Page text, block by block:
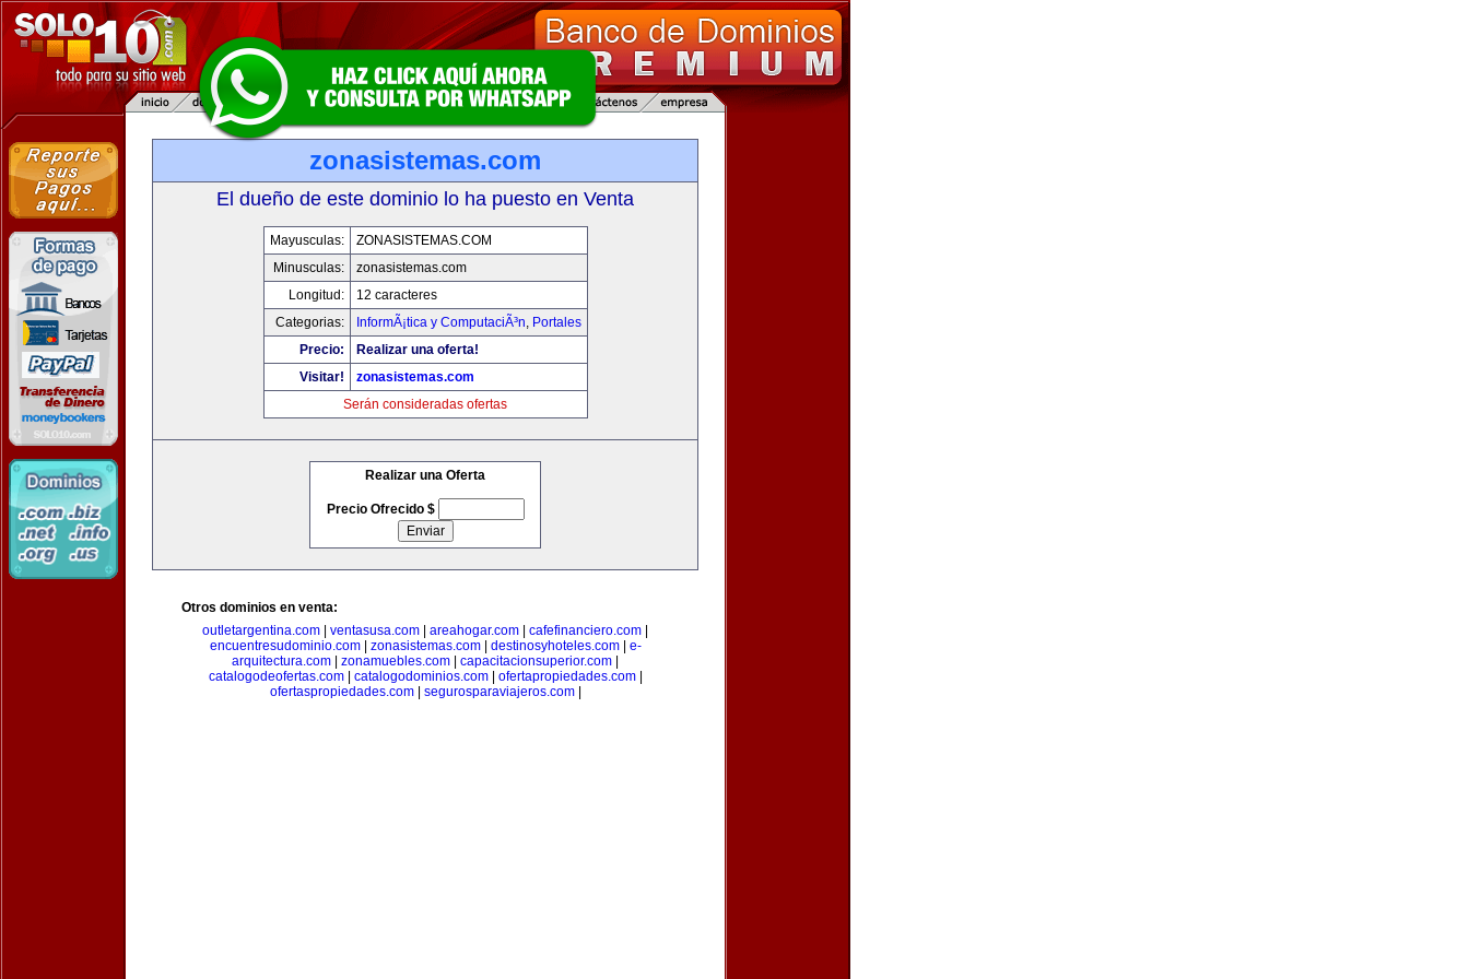
zonasistemas.com
El dueño de este dominio lo ha puesto en Venta
Mayusculas:
ZONASISTEMAS.COM
Minusculas:
zonasistemas.com
Longitud:
12 caracteres
Categorias:
InformÃ¡tica y ComputaciÃ³n, Portales
Precio:
Realizar una oferta!
Visitar!
zonasistemas.com
Serán consideradas ofertas
Realizar una Oferta
Precio Ofrecido $
Otros dominios en venta:
outletargentina.com
ventasusa.com areahogar.com cafefinanciero.com
encuentresudominio.com| zonasistemas.com| destinosyhoteles.com| e-
arquitectura.com
zonamuebles.com capacitacionsuperior.com
catalogodeofertas.com| catalogodominios.com| ofertapropiedades.com|
ofertaspropiedades.com| segurosparaviajeros.com|